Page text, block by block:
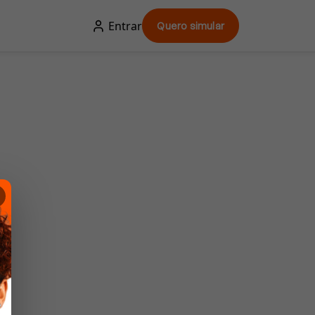
Entrar Quero simular